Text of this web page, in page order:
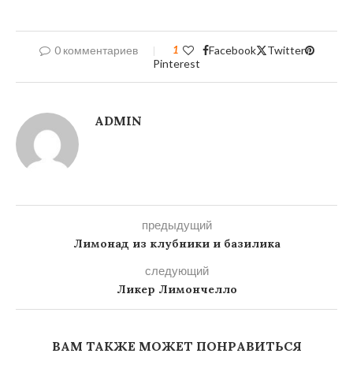
0 комментариев 1 Facebook
Twitter
Pinterest
ADMIN
предыдущий
Лимонад из клубники и базилика
следующий
Ликер Лимончелло
ВАМ ТАКЖЕ МОЖЕТ ПОНРАВИТЬСЯ